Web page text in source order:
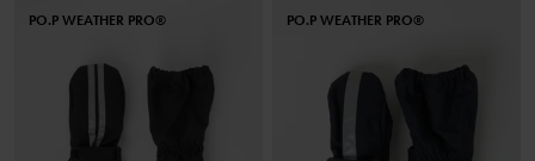
PO.P WEATHER PRO® PO.P WEATHER PRO®